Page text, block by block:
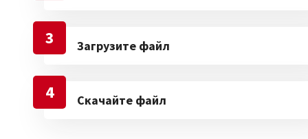
3 Загрузите файл
4 Скачайте файл